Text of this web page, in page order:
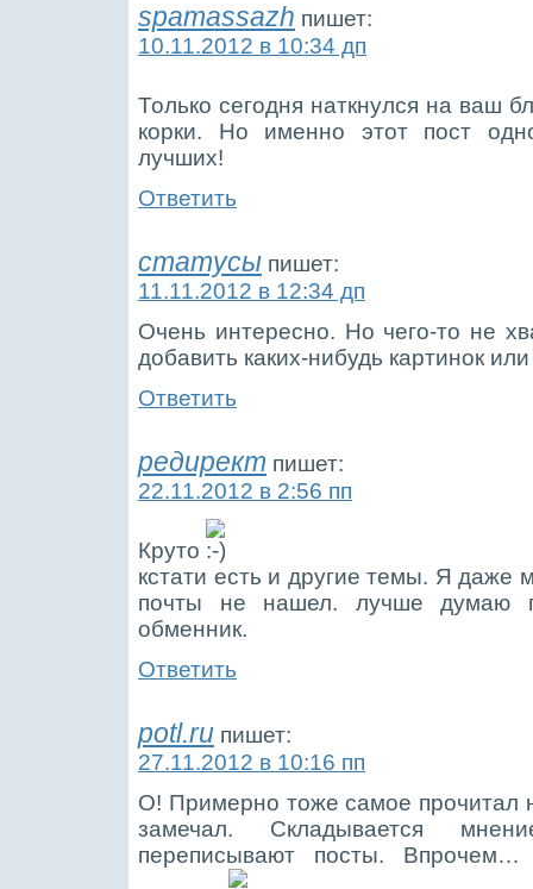
spamassazh пишет:
10.11.2012 в 10:34 дп
Только сегодня наткнулся на ваш
корки. Но именно этот пост
лучших!
Ответить
статусы пишет:
11.11.2012 в 12:34 дп
Очень интересно. Но чего-то не
добавить каких-нибудь картинок
Ответить
редирект пишет:
22.11.2012 в 2:56 пп
Круто
кстати есть и другие темы. Я даже
почты не нашел. лучше думаю
обменник.
Ответить
potl.ru пишет:
27.11.2012 в 10:16 пп
О! Примерно тоже самое прочитал
замечал. Складывается
переписывают посты.